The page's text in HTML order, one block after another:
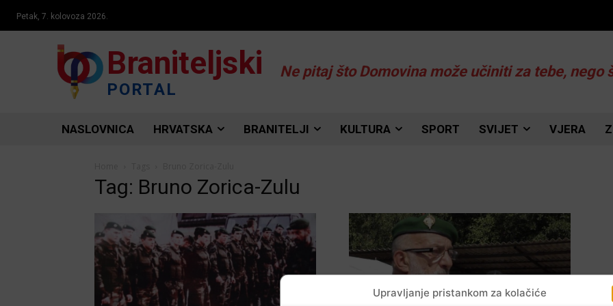
Upravljanje pristankom za kolačiće
Petak, 7. kolovoza 2026.
Braniteljski
PORTAL
Ne pitaj što Domovina može učiniti za tebe, nego
NASLOVNICA HRVATSKA BRANITELJI KULTURA SPORT SVIJET VJERA
Tag: Bruno Zorica-Zulu